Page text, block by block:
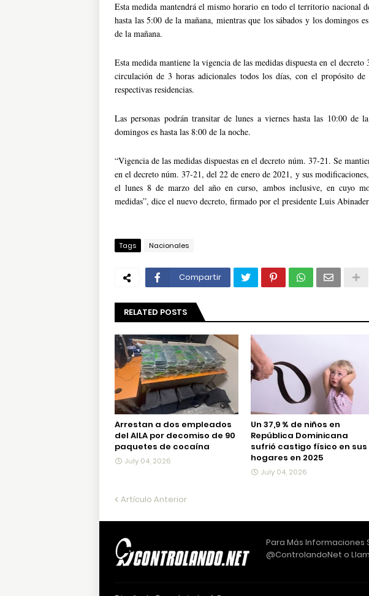
Esta medida mantendrá el mismo horario en todo el territorio nacional
hasta las 5:00 de la mañana, mientras que los sábados y los domingos
de la mañana.
Esta medida mantiene la vigencia de las medidas dispuesta en el
circulación de 3 horas adicionales todos los días, con el propósito de
respectivas residencias.
Las personas podrán transitar de lunes a viernes hasta las 10:00 de
domingos es hasta las 8:00 de la noche.
“Vigencia de las medidas dispuestas en el decreto núm. 37-21. Se
en el decreto núm. 37-21, del 22 de enero de 2021, y sus
el lunes 8 de marzo del año en curso, ambos inclusive, en cuyo
medidas”, dice el nuevo decreto, firmado por el presidente Luis
Tags Nacionales
Compartir
RELATED POSTS
Arrestan a dos empleados
del AILA por decomiso de 90
paquetes de cocaína
July 04, 2026
Un 37,9 % de niños en
República Dominicana
sufrió castigo físico en sus
hogares en 2025
July 04, 2026
Artículo Anterior
Para Más Informaciones
@ControlandoNet o